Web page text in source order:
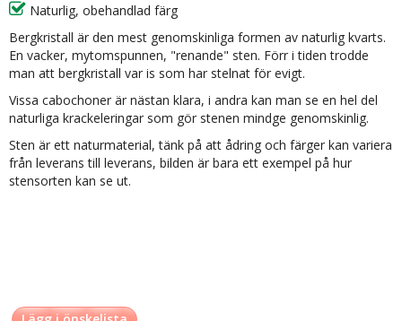
Naturlig, obehandlad färg
Bergkristall är den mest genomskinliga formen av naturlig kvarts.
En vacker, mytomspunnen, "renande" sten. Förr i tiden trodde
man att bergkristall var is som har stelnat för evigt.
Vissa cabochoner är nästan klara, i andra kan man se en hel del
naturliga krackeleringar som gör stenen mindge genomskinlig.
Sten är ett naturmaterial, tänk på att ådring och färger kan variera
från leverans till leverans, bilden är bara ett exempel på hur
stensorten kan se ut.